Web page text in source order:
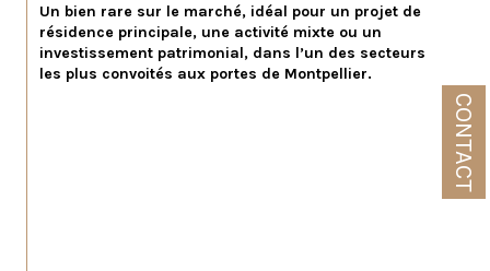
CONTACT
Un bien rare sur le marché, idéal pour un projet de
résidence principale, une activité mixte ou un
investissement patrimonial, dans l’un des secteurs
les plus convoités aux portes de Montpellier.